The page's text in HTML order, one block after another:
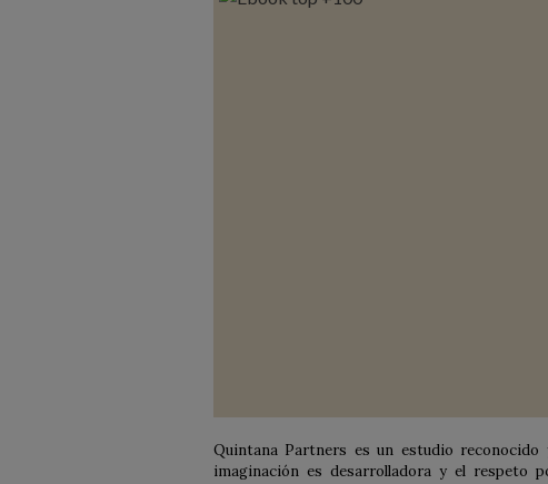
Quintana Partners es un estudio
imaginación es desarrolladora y el respeto